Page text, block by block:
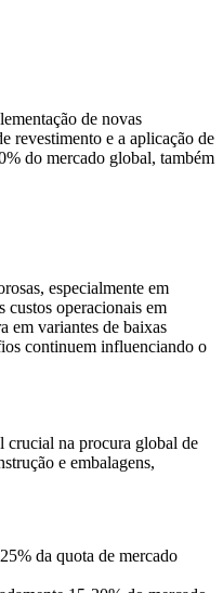
de novas
revestimento e a aplicação de
do mercado global, também
especialmente em
custos operacionais em
em variantes de baixas
continuem influenciando o
crucial na procura global de
e embalagens,
da quota de mercado